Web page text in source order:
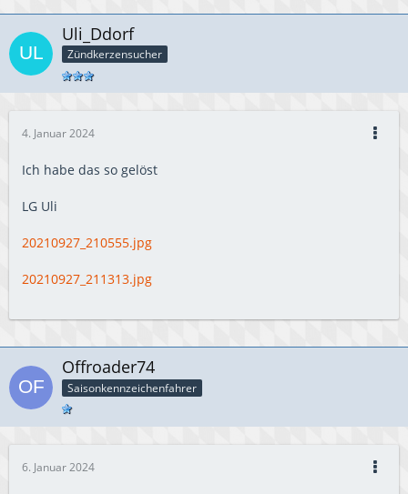
Uli_Ddorf
Zündkerzensucher
4. Januar 2024
Ich habe das so gelöst
LG Uli
20210927_210555.jpg
20210927_211313.jpg
Offroader74
Saisonkennzeichenfahrer
6. Januar 2024